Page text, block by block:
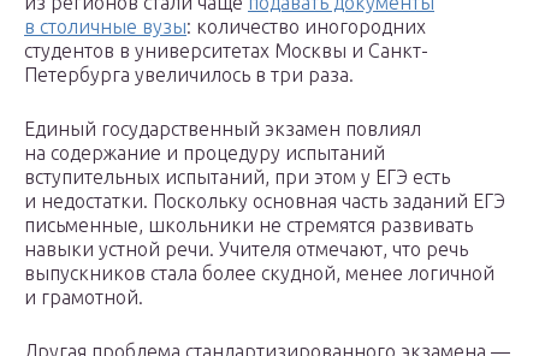
в столичные вузы: количество иногородних
студентов в университетах Москвы и Санкт-
Петербурга увеличилось в три раза.
Единый государственный экзамен повлиял
на содержание и процедуру испытаний
вступительных испытаний, при этом у ЕГЭ есть
и недостатки. Поскольку основная часть заданий ЕГЭ
письменные, школьники не стремятся развивать
навыки устной речи. Учителя отмечают, что речь
выпускников стала более скудной, менее логичной
и грамотной.
Другая проблема стандартизированного экзамена —